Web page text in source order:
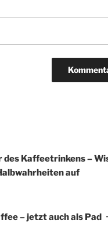
Kaffeetrinkens –
auf
– jetzt auch als Pad